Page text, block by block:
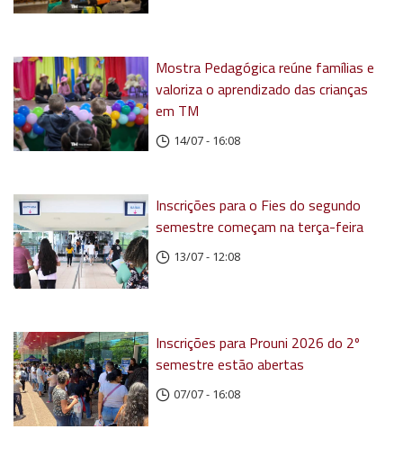
Mostra Pedagógica reúne famílias e
valoriza o aprendizado das crianças
em TM
14/07 - 16:08
Inscrições para o Fies do segundo
semestre começam na terça-feira
13/07 - 12:08
Inscrições para Prouni 2026 do 2º
semestre estão abertas
07/07 - 16:08